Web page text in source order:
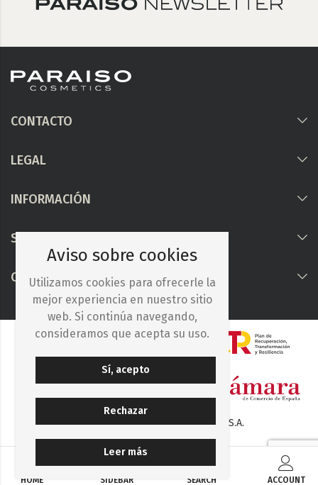
CONTACTO
LEGAL
INFORMACIÓN
Síguenos
COLABORAMOS CON
© 2025. Iberocelulosa Madrileña, S.A.
HOME SIDEBAR SEARCH ACCOUNT
Aviso sobre cookies
Utilizamos cookies para ofrecerle la
mejor experiencia en nuestro sitio
web. Si continúa navegando,
consideramos que acepta su uso.
Sí, acepto
Rechazar
Leer más